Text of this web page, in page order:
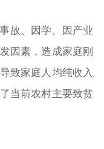
故、因学、因产业
因素，造成家庭刚
致家庭人均纯收入
当前农村主要致贫